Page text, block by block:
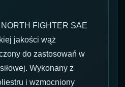
FIGHTER SAE
jakości wąż
do zastosowań w
Wykonany z
i wzmocniony